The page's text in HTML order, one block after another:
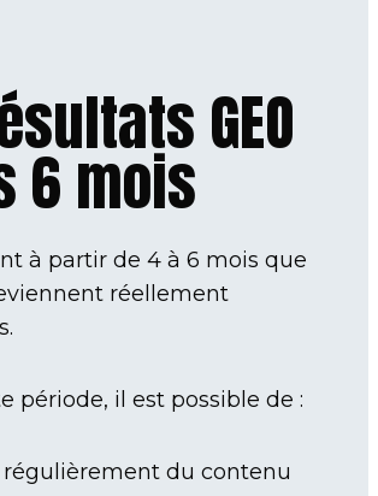
GEO
6 mois
à partir de 4 à 6 mois que
réellement
période, il est possible de :
du contenu